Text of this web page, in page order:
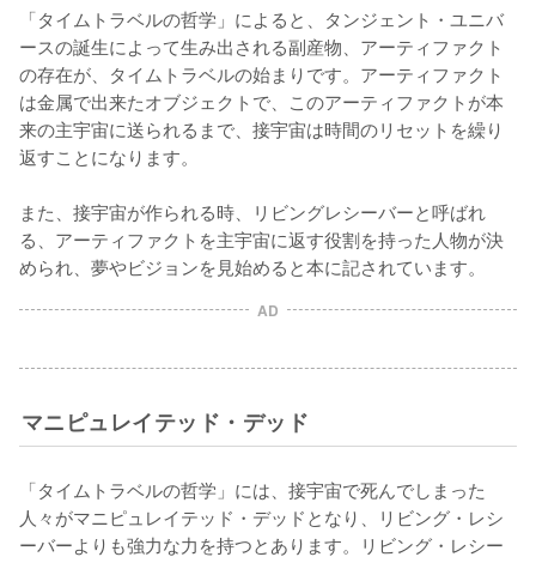
「タイムトラベルの哲学」によると、タンジェント・ユニバ
ースの誕生によって生み出される副産物、アーティファクト
の存在が、タイムトラベルの始まりです。アーティファクト
は金属で出来たオブジェクトで、このアーティファクトが本
来の主宇宙に送られるまで、接宇宙は時間のリセットを繰り
返すことになります。
また、接宇宙が作られる時、リビングレシーバーと呼ばれ
る、アーティファクトを主宇宙に返す役割を持った人物が決
められ、夢やビジョンを見始めると本に記されています。
AD
マニピュレイテッド・デッド
「タイムトラベルの哲学」には、接宇宙で死んでしまった
人々がマニピュレイテッド・デッドとなり、リビング・レシ
ーバーよりも強力な力を持つとあります。リビング・レシー